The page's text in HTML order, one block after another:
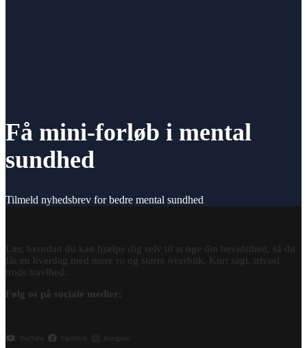
Få mini-forløb i mental
sundhed
Tilmeld nyhedsbrev for bedre mental sundhed
Lær, hvordan du kan hjælpe dig selv til at øge din bevidsthed, så du
får en hverdag med mere ro og større overblik. Kort sagt, trivsel
trods travlhed.
Følg os på sociale medier:
YouTube Facebook Instagram